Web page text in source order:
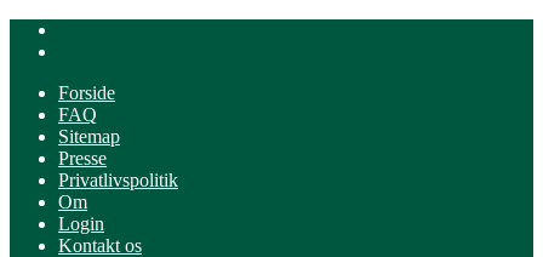
Forside
FAQ
Sitemap
Presse
Privatlivspolitik
Om
Login
Kontakt os